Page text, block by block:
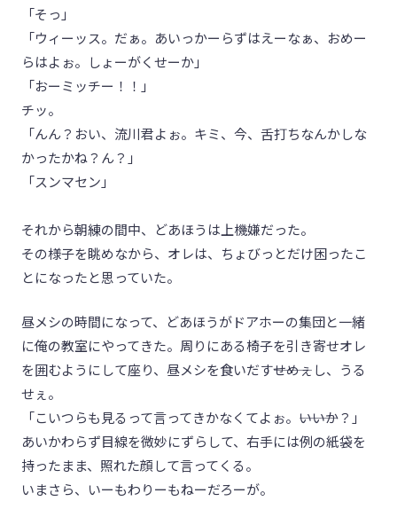
「そっ」
「ウィーッス。だぁ。あいっかーらずはえーなぁ、おめー
らはよぉ。しょーがくせーか」
「おーミッチー！！」
チッ。
「んん？おい、流川君よぉ。キミ、今、舌打ちなんかしな
かったかね？ん？」
「スンマセン」
それから朝練の間中、どあほうは上機嫌だった。
その様子を眺めなから、オレは、ちょびっとだけ困ったこ
とになったと思っていた。
昼メシの時間になって、どあほうがドアホーの集団と一緒
に俺の教室にやってきた。周りにある椅子を引き寄せオレ
を囲むようにして座り、昼メシを食いだす―――せめぇし、うる
せぇ。
「こいつらも見るって言ってきかなくてよぉ。―――いいか？」
あいかわらず目線を微妙にずらして、右手には例の紙袋を
持ったまま、照れた顔して言ってくる。
いまさら、いーもわりーもねーだろーが。